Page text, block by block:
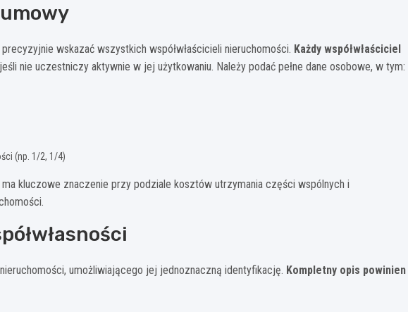
wskazać wszystkich współwłaścicieli nieruchomości. Każdy współwłaściciel
nie uczestniczy aktywnie w jej użytkowaniu. Należy podać pełne dane osobowe, w tym:
(np. 1/2, 1/4)
kluczowe znaczenie przy podziale kosztów utrzymania części wspólnych i
umożliwiającego jej jednoznaczną identyfikację. Kompletny opis powinien